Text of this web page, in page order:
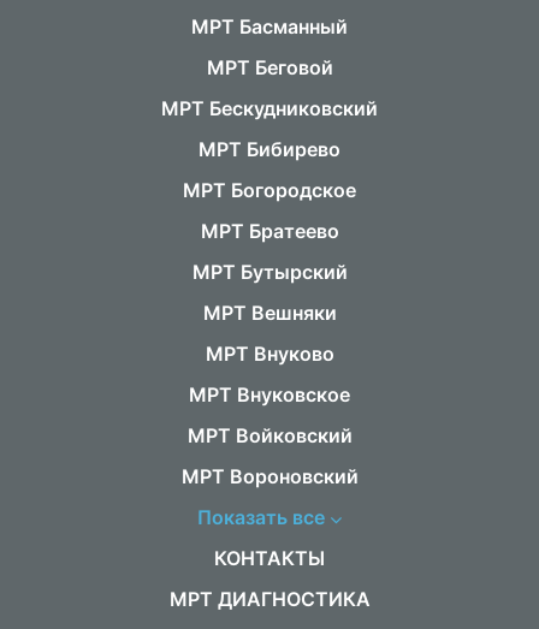
МРТ Басманный
МРТ Беговой
МРТ Бескудниковский
МРТ Бибирево
МРТ Богородское
МРТ Братеево
МРТ Бутырский
МРТ Вешняки
МРТ Внуково
МРТ Внуковское
МРТ Войковский
МРТ Вороновский
Показать все
КОНТАКТЫ
МРТ ДИАГНОСТИКА